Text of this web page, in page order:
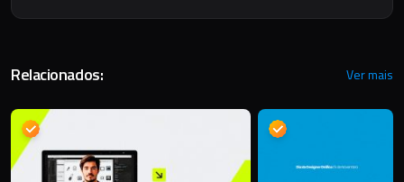
Relacionados: Ver mais